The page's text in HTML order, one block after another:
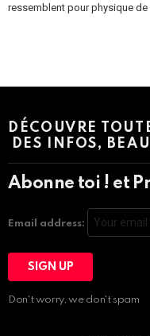
ressemblent pour physique de
DÉCOUVRE
DES INFOS,
Abonne toi ! et
Email address:
Don't worry, we don't spam